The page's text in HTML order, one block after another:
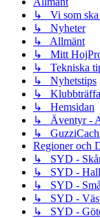
↳ Vi som ska
↳ Nyheter
↳ Allmänt
↳ Mitt
↳ Tekniska
↳ Nyhetstips
↳
↳ Hemsidan
↳ Äventyr -
↳
Regioner och
↳ SYD -
↳ SYD -
↳ SYD -
↳ SYD -
↳ SYD -